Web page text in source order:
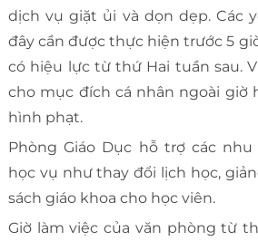
dịch vụ giặt ủi và dọn dẹp. Các
đây cần được thực hiện trước 5
có hiệu lực từ thứ Hai tuần sau.
cho mục đích cá nhân ngoài giờ
hình phạt.
Phòng Giáo Dục hỗ trợ các
học vụ như thay đổi lịch học,
sách giáo khoa cho học viên.
Giờ làm việc của văn phòng từ